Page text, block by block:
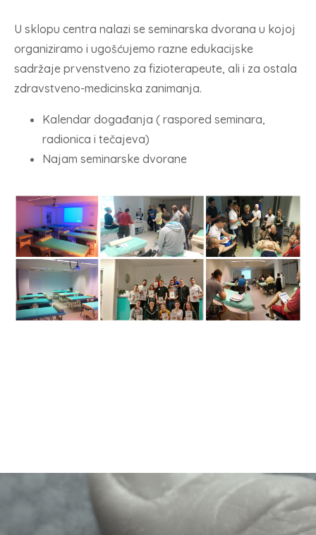
U sklopu centra nalazi se seminarska dvorana u kojoj
organiziramo i ugošćujemo razne edukacijske
sadržaje prvenstveno za fizioterapeute, ali i za ostala
zdravstveno-medicinska zanimanja.
Kalendar događanja ( raspored seminara,
radionica i tečajeva)
Najam seminarske dvorane